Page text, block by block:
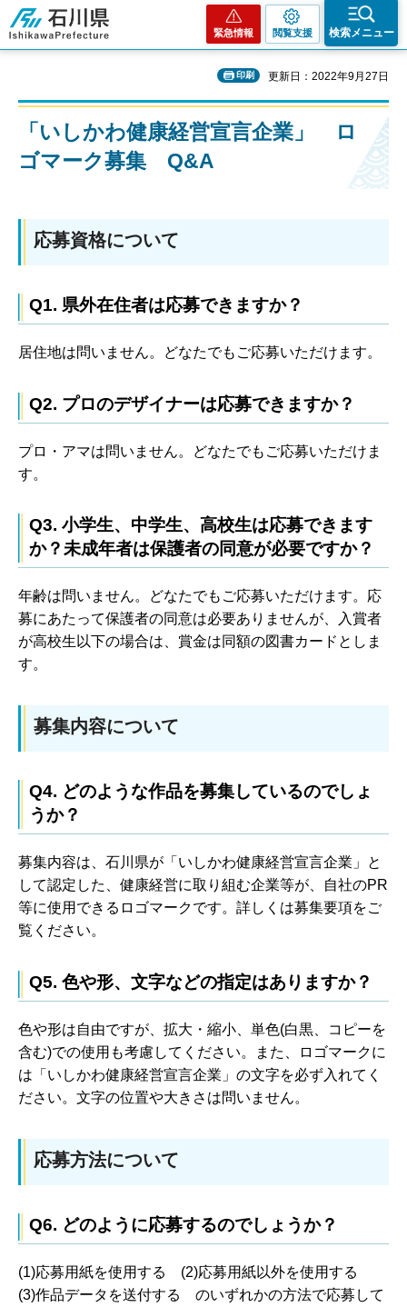
石川県
緊急情報 閲覧支援 検索メニュー
印刷 更新日：2022年9月27日
「いしかわ健康経営宣言企業」 ロ
ゴマーク募集 Q&A
応募資格について
Q1. 県外在住者は応募できますか？
居住地は問いません。どなたでもご応募いただけます。
Q2. プロのデザイナーは応募できますか？
プロ・アマは問いません。どなたでもご応募いただけま
す。
Q3. 小学生、中学生、高校生は応募できます
か？未成年者は保護者の同意が必要ですか？
年齢は問いません。どなたでもご応募いただけます。応
募にあたって保護者の同意は必要ありませんが、入賞者
が高校生以下の場合は、賞金は同額の図書カードとしま
す。
募集内容について
Q4. どのような作品を募集しているのでしょ
うか？
募集内容は、石川県が「いしかわ健康経営宣言企業」と
して認定した、健康経営に取り組む企業等が、自社のPR
等に使用できるロゴマークです。詳しくは募集要項をご
覧ください。
Q5. 色や形、文字などの指定はありますか？
色や形は自由ですが、拡大・縮小、単色(白黒、コピーを
含む)での使用も考慮してください。また、ロゴマークに
は「いしかわ健康経営宣言企業」の文字を必ず入れてく
ださい。文字の位置や大きさは問いません。
応募方法について
Q6. どのように応募するのでしょうか？
(1)応募用紙を使用する (2)応募用紙以外を使用する
(3)作品データを送付する のいずれかの方法で応募して